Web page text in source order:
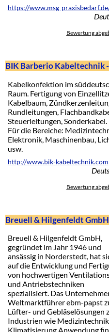
https://www.msg-
Bewertung
BIK Barberio Kabeltechnik
Kabelkonfektion im
Raum. Fertigung von
Kabelbaum,
Rundleitungen,
Steuerleitungen, Sonderkabel.
Für die Bereiche:
Elektronik, Maschinenbau,
usw.
http://www.bik-kabeltechnik.com
Bewertung
Breuell & Hilgenfeldt GmbH
Breuell & Hilgenfeldt GmbH,
gegründet im Jahr 1946 und
ansässig in Norderstedt, hat
auf die Entwicklung und
von hochwertigen
und Antriebstechniken
spezialisiert. Das
Weltmarktführer ebm-papst
Lüfter- und Gebläselösungen
Industrien wie
Klimatisierung Anwendung